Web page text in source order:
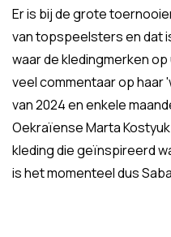
Er is bij de grote
van topspeelsters en dat
waar de kledingmerken
veel commentaar op haar
van 2024 en enkele
Oekraïense Marta
kleding die geïnspireerd
is het momenteel dus